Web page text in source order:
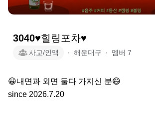
3040♥️힐링포차♥️
사교/인맥 ∙ 해운대구 ∙ 멤버 7
😀내면과 외면 둘다 가지신 분😄
since 2026.7.20